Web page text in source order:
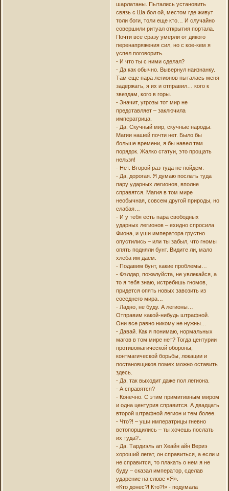
шарлатаны. Пытались установить
связь с Ша бол ой, местом где живут
толи боги, толи еще кто… И случайно
совершили ритуал открытия портала.
Почти все сразу умерли от дикого
перенапряжения сил, но с кое-кем я
успел поговорить.
- И что ты с ними сделал?
- Да как обычно. Вывернул наизнанку.
Там еще пара легионов пыталась меня
задержать, я их и отправил… кого к
звездам, кого в горы.
- Значит, угрозы тот мир не
представляет – заключила
императрица.
- Да. Скучный мир, скучные народы.
Магии нашей почти нет. Было бы
больше времени, я бы навел там
порядок. Жалко статуи, это прощать
нельзя!
- Нет. Второй раз туда не пойдем.
- Да, дорогая. Я думаю послать туда
пару ударных легионов, вполне
справятся. Магия в том мире
необычная, совсем другой природы, но
слабая…
- И у тебя есть пара свободных
ударных легионов – ехидно спросила
Фиона, и уши императора грустно
опустились – или ты забыл, что гномы
опять подняли бунт. Видите ли, мало
хлеба им даем.
- Подавим бунт, какие проблемы…
- Фэлдар, пожалуйста, не увлекайся, а
то я тебя знаю, истребишь гномов,
придется опять новых завозить из
соседнего мира…
- Ладно, не буду. А легионы…
Отправим какой-нибудь штрафной.
Они все равно никому не нужны…
- Давай. Как я понимаю, нормальных
магов в том мире нет? Тогда центурии
противомагической обороны,
контмагической борьбы, локации и
постановщиков помех можно оставить
здесь.
- Да, так выходит даже пол легиона.
- А справятся?
- Конечно. С этим примитивным миром
и одна центурия справится. А двадцать
второй штрафной легион и тем более.
- Что?! – уши императрицы гневно
встопорщились – ты хочешь послать
их туда?..
- Да. Тардиэль ап Хеайн айн Вериэ
хороший легат, он справиться, а если и
не справится, то плакать о нем я не
буду – сказал император, сделав
ударение на слове «Я».
«Кто донес?! Кто?!» - подумала